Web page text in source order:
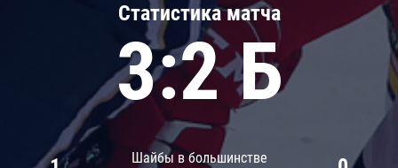
Статистика матча
3:2 Б
Шайбы в большинстве